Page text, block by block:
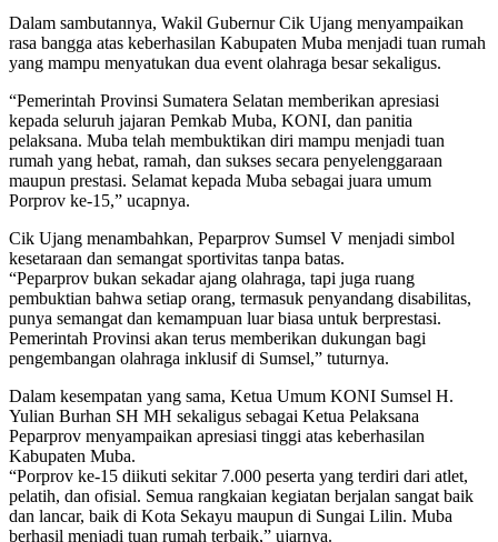
Dalam sambutannya, Wakil Gubernur Cik Ujang menyampaikan
rasa bangga atas keberhasilan Kabupaten Muba menjadi tuan rumah
yang mampu menyatukan dua event olahraga besar sekaligus.
“Pemerintah Provinsi Sumatera Selatan memberikan apresiasi
kepada seluruh jajaran Pemkab Muba, KONI, dan panitia
pelaksana. Muba telah membuktikan diri mampu menjadi tuan
rumah yang hebat, ramah, dan sukses secara penyelenggaraan
maupun prestasi. Selamat kepada Muba sebagai juara umum
Porprov ke-15,” ucapnya.
Cik Ujang menambahkan, Peparprov Sumsel V menjadi simbol
kesetaraan dan semangat sportivitas tanpa batas.
“Peparprov bukan sekadar ajang olahraga, tapi juga ruang
pembuktian bahwa setiap orang, termasuk penyandang disabilitas,
punya semangat dan kemampuan luar biasa untuk berprestasi.
Pemerintah Provinsi akan terus memberikan dukungan bagi
pengembangan olahraga inklusif di Sumsel,” tuturnya.
Dalam kesempatan yang sama, Ketua Umum KONI Sumsel H.
Yulian Burhan SH MH sekaligus sebagai Ketua Pelaksana
Peparprov menyampaikan apresiasi tinggi atas keberhasilan
Kabupaten Muba.
“Porprov ke-15 diikuti sekitar 7.000 peserta yang terdiri dari atlet,
pelatih, dan ofisial. Semua rangkaian kegiatan berjalan sangat baik
dan lancar, baik di Kota Sekayu maupun di Sungai Lilin. Muba
berhasil menjadi tuan rumah terbaik,” ujarnya.